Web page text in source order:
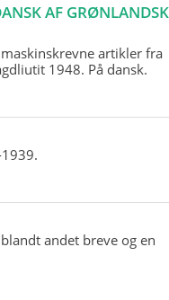
AF
artikler fra
1948. På dansk.
andet breve og en